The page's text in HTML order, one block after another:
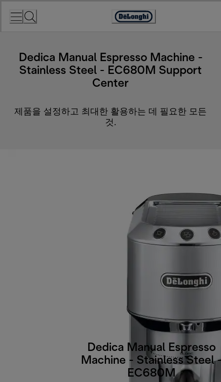
Accessibility
Dedica Manual Espresso Machine -
Stainless Steel - EC680M Support
Center
제품을 설정하고 최대한 활용하는 데 필요한 모든
것.
Dedica Manual Espresso
Machine - Stainless Steel
EC680M